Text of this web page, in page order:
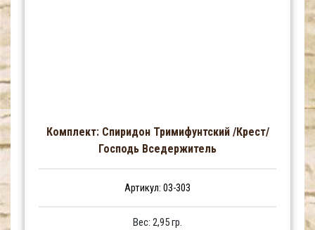
Комплект: Спиридон Тримифунтский /Крест/
Господь Вседержитель
Артикул: 03-303
Вес: 2,95 гр.